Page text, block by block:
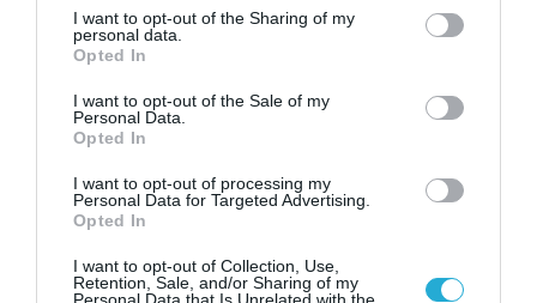
not limited to your visit or usage behaviour. You may click to
grant or deny consent to Google and its third-party tags to
use your data for below specified purposes in below Google
consent section.
I want to opt-out of the Sharing of my
personal data.
Opted In
I want to opt-out of the Sale of my
Personal Data.
Opted In
I want to opt-out of processing my
Personal Data for Targeted Advertising.
Opted In
I want to opt-out of Collection, Use,
Retention, Sale, and/or Sharing of my
Personal Data that Is Unrelated with the